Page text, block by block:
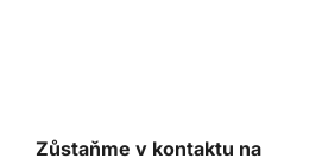
Zůstaňme v kontaktu na